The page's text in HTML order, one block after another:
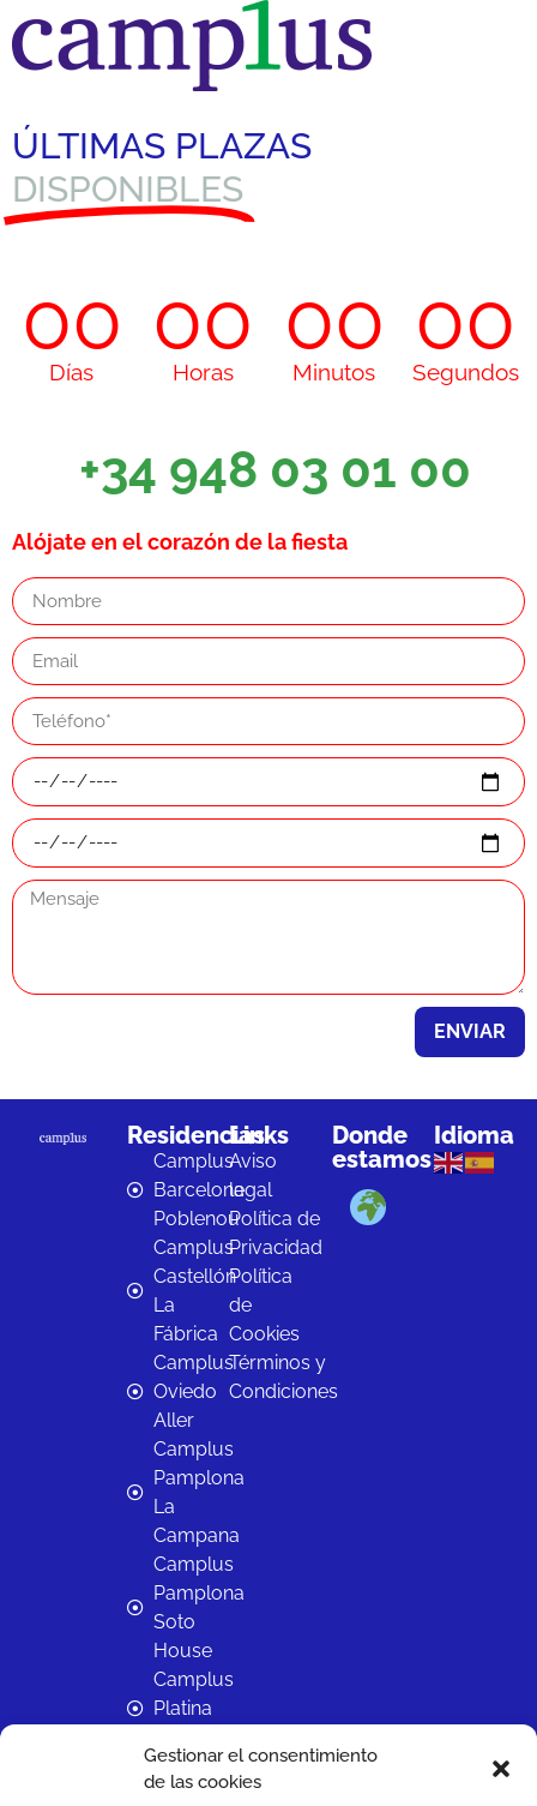
Gestionar el consentimiento
de las cookies
ÚLTIMAS PLAZAS
DISPONIBLES
00
Días
00
Horas
00
Minutos
00
Segundos
+34 948 03 01 00
Alójate en el corazón de la fiesta
ENVIAR
Residencias
Camplus
Barcelona
Poblenou
Camplus
Castellón
La
Fábrica
Camplus
Oviedo
Aller
Camplus
Pamplona
La
Campana
Camplus
Pamplona
Soto
House
Camplus
Platina
Camplus
Sevilla
Links
Aviso
legal
Política de
Privacidad
Política
de
Cookies
Términos y
Condiciones
Donde
estamos
Idioma